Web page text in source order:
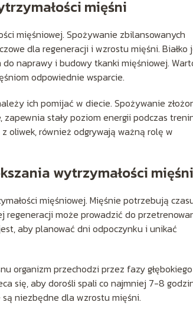
mięśni
mięśniowej. Spożywanie zbilansowanych
dla regeneracji i wzrostu mięśni. Białko
naprawy i budowy tkanki mięśniowej.
odpowiednie wsparcie.
ich pomijać w diecie. Spożywanie
stały poziom energii podczas
oliwek, również odgrywają ważną rolę w
wytrzymałości mięśni
mięśniowej. Mięśnie potrzebują
może prowadzić do
aby planować dni odpoczynku i unikać
organizm przechodzi przez fazy
się, aby dorośli spali co najmniej 7-8
niezbędne dla wzrostu mięśni.